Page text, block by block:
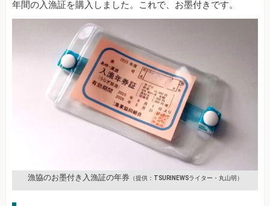
年間の入漁証を購入しました。これで、お墨付きです。
漁協のお墨付き入漁証の年券 （提供：TSURINEWSライター・丸山明）